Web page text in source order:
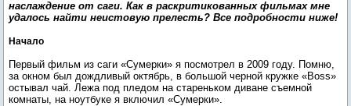
наслаждение от саги. Как в раскритикованных фильмах мне
удалось найти неистовую прелесть? Все подробности ниже!
Начало
Первый фильм из саги «Сумерки» я посмотрел в 2009 году. Помню,
за окном был дождливый октябрь, в большой черной кружке «Boss»
остывал чай. Лежа под пледом на стареньком диване съемной
комнаты, на ноутбуке я включил «Сумерки».